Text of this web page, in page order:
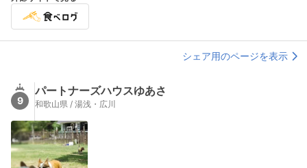
シェア用のページを表示
9
パートナーズハウスゆあさ
和歌山県 / 湯浅・広川